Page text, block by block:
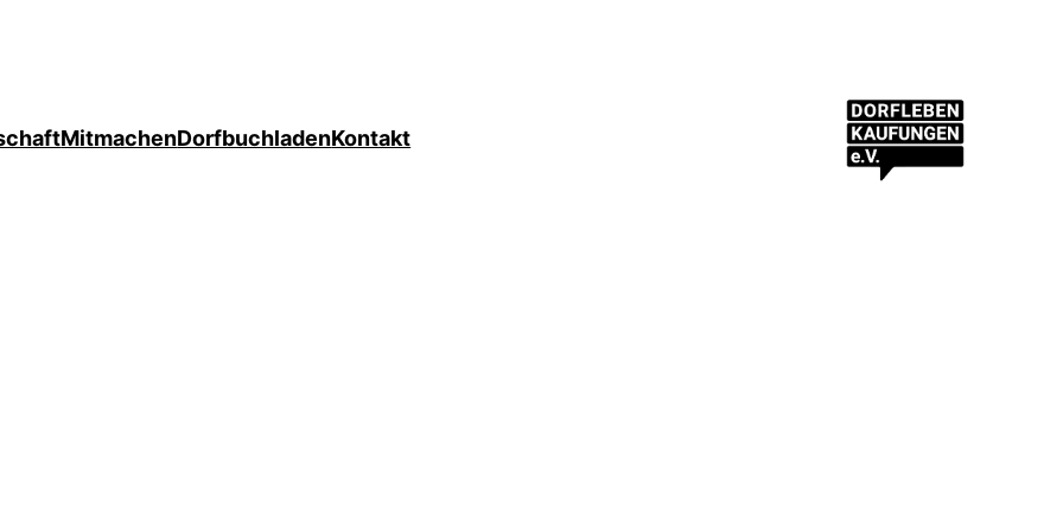
MitmachenDorfbuchladenKontakt